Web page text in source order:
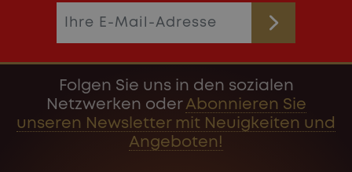
Folgen Sie uns in den sozialen
Netzwerken oderAbonnieren Sie
unseren Newsletter mit Neuigkeiten und
Angeboten!